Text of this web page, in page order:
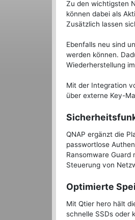
Zu den wichtigsten
können dabei als
Zusätzlich lassen
Ebenfalls neu sind
werden können.
Wiederherstellung
Mit der Integration
über externe Key-
QNAP ergänzt die
passwortlose
Ransomware
Steuerung von
Optimierte
Mit Qtier hero hält
schnelle SSDs oder